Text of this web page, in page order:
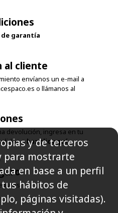
garantía
al cliente
envíanos un e-mail a
o llámanos al
devolución, ingresa en tu
o haz clic aquí
y de terceros
para mostrarte
en base a un perfil
hábitos de
páginas visitadas).